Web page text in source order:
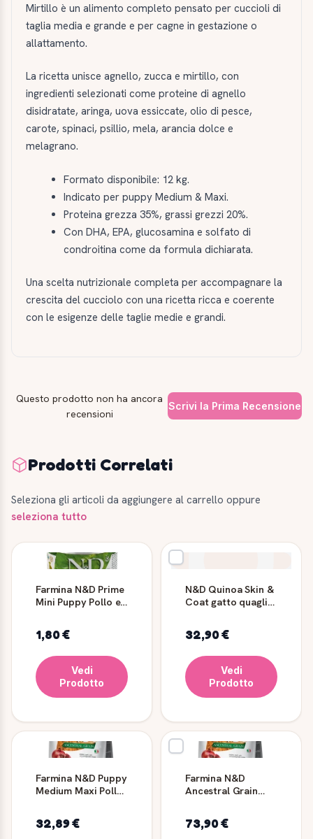
Mirtillo è un alimento completo pensato per cuccioli di
taglia media e grande e per cagne in gestazione o
allattamento.
La ricetta unisce agnello, zucca e mirtillo, con
ingredienti selezionati come proteine di agnello
disidratate, aringa, uova essiccate, olio di pesce,
carote, spinaci, psillio, mela, arancia dolce e
melagrano.
Formato disponibile: 12 kg.
Indicato per puppy Medium & Maxi.
Proteina grezza 35%, grassi grezzi 20%.
Con DHA, EPA, glucosamina e solfato di
condroitina come da formula dichiarata.
Una scelta nutrizionale completa per accompagnare la
crescita del cucciolo con una ricetta ricca e coerente
con le esigenze delle taglie medie e grandi.
Questo prodotto non ha ancora
recensioni
Scrivi la Prima Recensione
Prodotti Correlati
Seleziona gli articoli da aggiungere al carrello oppure
seleziona tutto
Farmina N&D Prime
Mini Puppy Pollo e
1,80 €
Vedi
Prodotto
N&D Quinoa Skin &
Coat gatto quaglia
32,90 €
Vedi
Prodotto
Farmina N&D Puppy
Medium Maxi Pollo
32,89 €
Farmina N&D
Ancestral Grain
73,90 €